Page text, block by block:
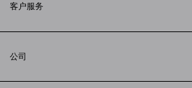
客户服务
配送方式
支付
公司